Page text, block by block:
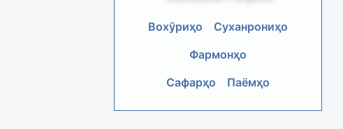
Вохӯриҳо
Суханрониҳо
Фармонҳо
Сафарҳо
Паёмҳо